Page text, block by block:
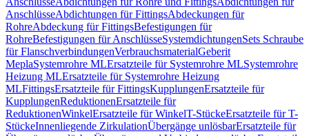
AnschlüsseAbdichtungen für FittingsAbdeckungen für
RohreAbdeckung für FittingsBefestigungen für
RohreBefestigungen für AnschlüsseSystemdichtungenSets Schraube
für FlanschverbindungenVerbrauchsmaterialGeberit
MeplaSystemrohre MLErsatzteile für Systemrohre MLSystemrohre
Heizung MLErsatzteile für Systemrohre Heizung
MLFittingsErsatzteile für FittingsKupplungenErsatzteile für
KupplungenReduktionenErsatzteile für
ReduktionenWinkelErsatzteile für WinkelT-StückeErsatzteile für T-
StückeInnenliegende ZirkulationÜbergänge unlösbarErsatzteile für